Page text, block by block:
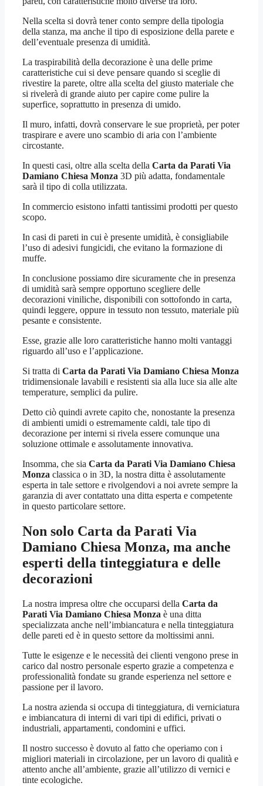
Nella scelta si dovrà tener conto sempre della tipologia
della stanza, ma anche il tipo di esposizione della parete e
dell’eventuale presenza di umidità.
La traspirabilità della decorazione è una delle prime
caratteristiche cui si deve pensare quando si sceglie di
rivestire la parete, oltre alla scelta del giusto materiale che
si rivelerà di grande aiuto per capire come pulire la
superfice, soprattutto in presenza di umido.
Il muro, infatti, dovrà conservare le sue proprietà, per poter
traspirare e avere uno scambio di aria con l’ambiente
circostante.
In questi casi, oltre alla scelta della Carta da Parati Via
Damiano Chiesa Monza 3D più adatta, fondamentale
sarà il tipo di colla utilizzata.
In commercio esistono infatti tantissimi prodotti per questo
scopo.
In casi di pareti in cui è presente umidità, è consigliabile
l’uso di adesivi fungicidi, che evitano la formazione di
muffe.
In conclusione possiamo dire sicuramente che in presenza
di umidità sarà sempre opportuno scegliere delle
decorazioni viniliche, disponibili con sottofondo in carta,
quindi leggere, oppure in tessuto non tessuto, materiale più
pesante e consistente.
Esse, grazie alle loro caratteristiche hanno molti vantaggi
riguardo all’uso e l’applicazione.
Si tratta di Carta da Parati Via Damiano Chiesa Monza
tridimensionale lavabili e resistenti sia alla luce sia alle alte
temperature, semplici da pulire.
Detto ciò quindi avrete capito che, nonostante la presenza
di ambienti umidi o estremamente caldi, tale tipo di
decorazione per interni si rivela essere comunque una
soluzione ottimale e assolutamente innovativa.
Insomma, che sia Carta da Parati Via Damiano Chiesa
Monza classica o in 3D, la nostra ditta è assolutamente
esperta in tale settore e rivolgendovi a noi avrete sempre la
garanzia di aver contattato una ditta esperta e competente
in questo particolare settore.
Non solo Carta da Parati Via
Damiano Chiesa Monza, ma anche
esperti della tinteggiatura e delle
decorazioni
La nostra impresa oltre che occuparsi della Carta da
Parati Via Damiano Chiesa Monza è una ditta
specializzata anche nell’imbiancatura e nella tinteggiatura
delle pareti ed è in questo settore da moltissimi anni.
Tutte le esigenze e le necessità dei clienti vengono prese in
carico dal nostro personale esperto grazie a competenza e
professionalità fondate su grande esperienza nel settore e
passione per il lavoro.
La nostra azienda si occupa di tinteggiatura, di verniciatura
e imbiancatura di interni di vari tipi di edifici, privati o
industriali, appartamenti, condomini e uffici.
Il nostro successo è dovuto al fatto che operiamo con i
migliori materiali in circolazione, per un lavoro di qualità e
attento anche all’ambiente, grazie all’utilizzo di vernici e
tinte ecologiche.